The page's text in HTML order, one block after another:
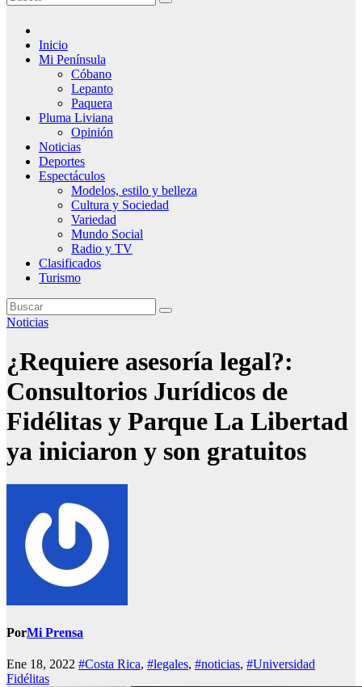
Inicio
Mi Península
Cóbano
Lepanto
Paquera
Pluma Liviana
Opinión
Noticias
Deportes
Espectáculos
Modelos, estilo y belleza
Cultura y Sociedad
Variedad
Mundo Social
Radio y TV
Clasificados
Turismo
Noticias
¿Requiere asesoría legal?:
Consultorios Jurídicos de
Fidélitas y Parque La Libertad
ya iniciaron y son gratuitos
PorMi Prensa
Ene 18, 2022 #Costa Rica, #legales, #noticias, #Universidad
Fidélitas